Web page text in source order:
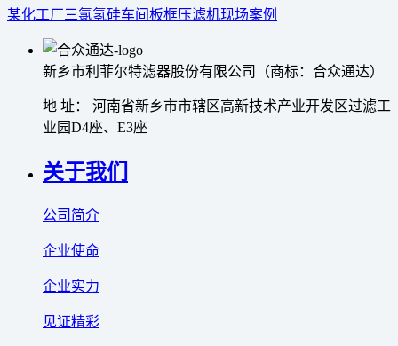
某化工厂三氯氢硅车间板框压滤机现场案例
新乡市利菲尔特滤器股份有限公司（商标：合众通达）
地 址： 河南省新乡市市辖区高新技术产业开发区过滤工
业园D4座、E3座
关于我们
公司简介
企业使命
企业实力
见证精彩